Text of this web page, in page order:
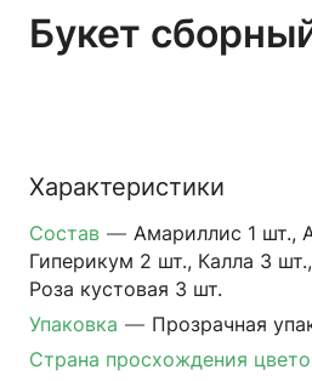
Букет
Характеристики
Состав — Амариллис 1 шт.,
Гиперикум 2 шт., Калла 3
Роза кустовая 3 шт.
Упаковка — Прозрачная
Страна просхождения